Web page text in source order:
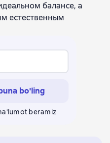
балансе, а
естественным
bo'ling
beramiz